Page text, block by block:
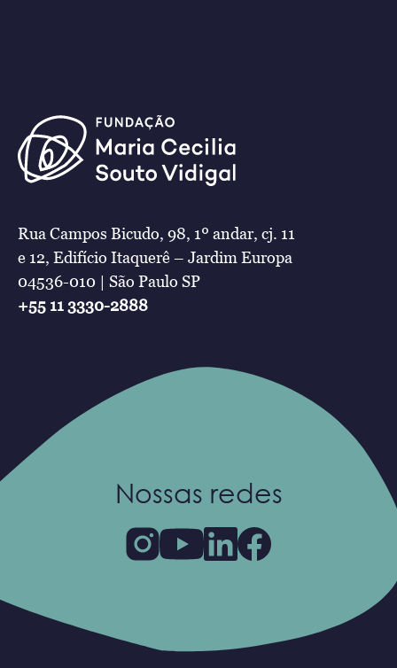
Rua Campos Bicudo, 98, 1º andar, cj. 11
e 12, Edifício Itaquerê – Jardim Europa
04536-010 | São Paulo SP
+55 11 3330-2888
Nossas redes